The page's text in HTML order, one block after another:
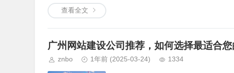
查看全文
广州网站建设公司推荐，如何选择最适合
znbo 1年前 (2025-03-24) 1334